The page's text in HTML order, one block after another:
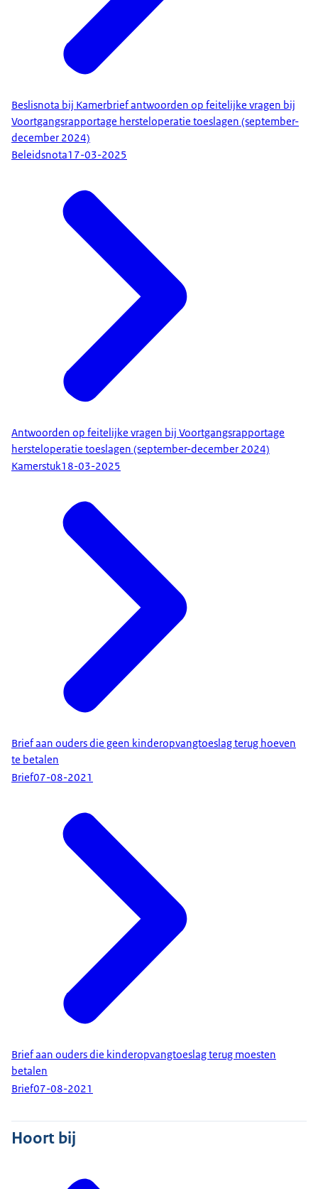
Beslisnota bij Kamerbrief antwoorden op feitelijke vragen bij
Voortgangsrapportage hersteloperatie toeslagen (september-
december 2024)
Beleidsnota17-03-2025
Antwoorden op feitelijke vragen bij Voortgangsrapportage
hersteloperatie toeslagen (september-december 2024)
Kamerstuk18-03-2025
Brief aan ouders die geen kinderopvangtoeslag terug hoeven
te betalen
Brief07-08-2021
Brief aan ouders die kinderopvangtoeslag terug moesten
betalen
Brief07-08-2021
Hoort bij